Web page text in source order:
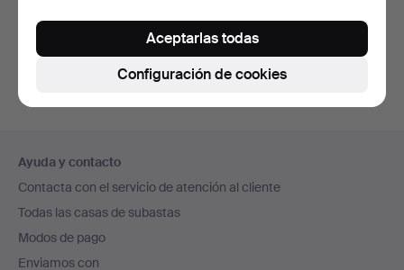
También puedes buscar ennuestro archivo de
subastas concluidas.
en
el
pie
de
Ayuda y contacto
Contacta con el servicio de atención al cliente
Todas las casas de subastas
Modos de pago
Enviamos con
Configuración de cookies
Aceptarlas todas